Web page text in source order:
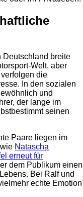
Deutschland breite
Welt, aber
die
In den sozialen
und
der lange im
seinen
Paare liegen im
Natascha
erneut für
dem Publikum einen
Bei Ralf und
echte Emotion